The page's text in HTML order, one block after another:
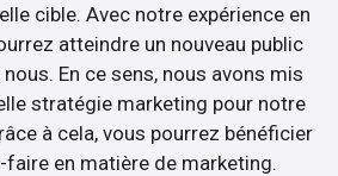
cible. Avec notre expérience en
atteindre un nouveau public
En ce sens, nous avons mis
stratégie marketing pour notre
à cela, vous pourrez bénéficier
en matière de marketing.